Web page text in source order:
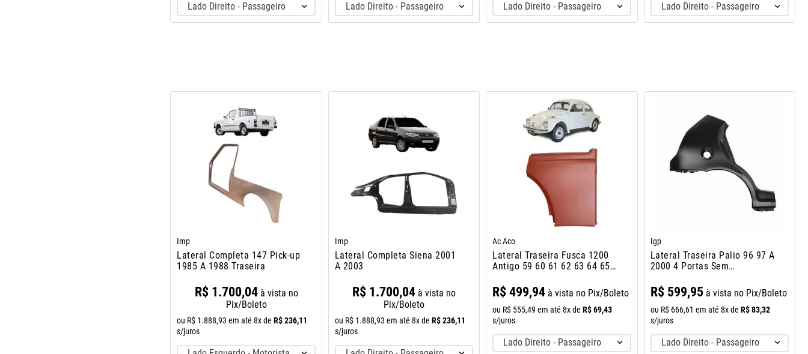
Lado Direito - Passageiro Lado Direito - Passageiro Lado Direito - Passageiro Lado Direito - Passageiro
Imp
Lateral Completa 147 Pick-up
1985 A 1988 Traseira
R$ 1.700,04à vista no
Pix/Boleto
ou R$ 1.888,93 em até 8x de R$ 236,11
s/juros
Imp
Lateral Completa Siena 2001
A 2003
R$ 1.700,04à vista no
Pix/Boleto
ou R$ 1.888,93 em até 8x de R$ 236,11
s/juros
Ac Aco
Lateral Traseira Fusca 1200
Antigo 59 60 61 62 63 64 65
R$ 499,94 à vista no Pix/Boleto
ou R$ 555,49 em até 8x de R$69,43
s/juros
Lado Direito - Passageiro
Igp
Lateral Traseira Palio 96 97 A
2000 4 Portas Sem
R$ 599,95à vista no Pix/Boleto
ou R$ 666,61 em até 8x de R$ 83,32
s/juros
Lado Direito - Passageiro